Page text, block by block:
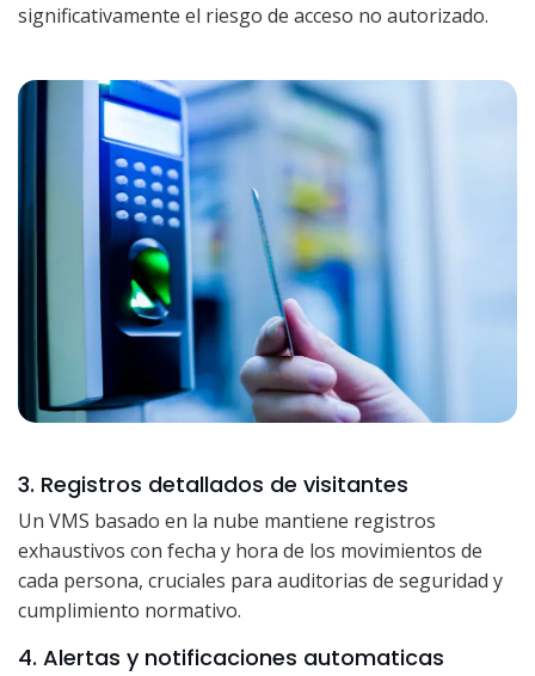
significativamente el riesgo de acceso no autorizado.
3. Registros detallados de visitantes
Un VMS basado en la nube mantiene registros
exhaustivos con fecha y hora de los movimientos de
cada persona, cruciales para auditorias de seguridad y
cumplimiento normativo.
4. Alertas y notificaciones automaticas